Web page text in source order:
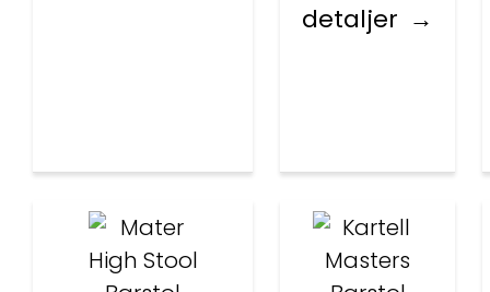
detaljer